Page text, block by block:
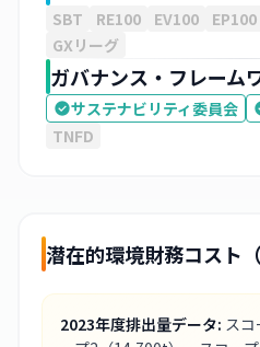
SBT RE100 EV100 EP100
GXリーグ
ガバナンス・フレーム
サステナビリティ委員会
TNFD
潜在的環境財務コスト
2023年度排出量データ: スコ